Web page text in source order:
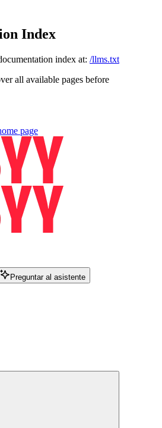
Index
index at: /llms.txt
all available pages before
page
Preguntar al asistente